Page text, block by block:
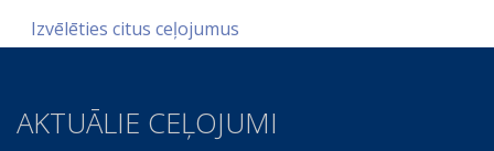
Izvēlēties citus ceļojumus
AKTUĀLIE CEĻOJUMI